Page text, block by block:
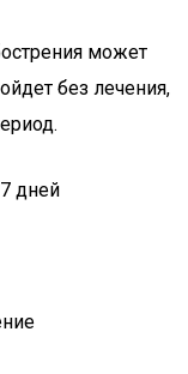
может
без лечения,
дней